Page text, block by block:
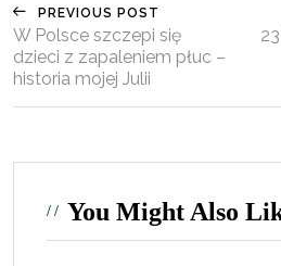
PREVIOUS POST
W Polsce szczepi się
dzieci z zapaleniem płuc –
historia mojej Julii
You Might Also